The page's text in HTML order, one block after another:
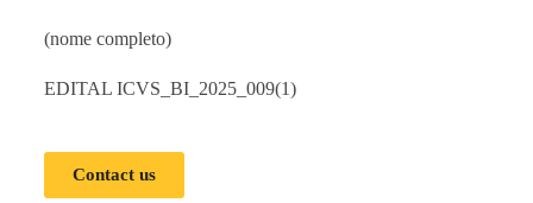
(nome completo)
EDITAL ICVS_BI_2025_009(1)
Contact us